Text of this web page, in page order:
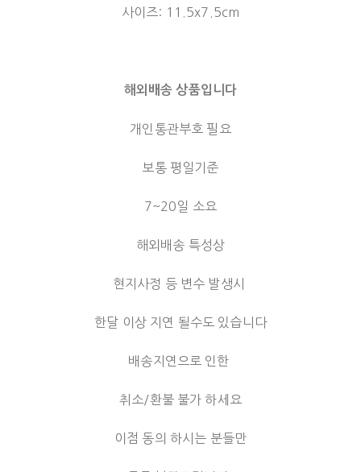
사이즈: 11.5x7.5cm
해외배송 상품입니다
개인통관부호 필요
보통 평일기준
7~20일 소요
해외배송 특성상
현지사정 등 변수 발생시
한달 이상 지연 될수도 있습니다
배송지연으로 인한
취소/환불 불가 하세요
이점 동의 하시는 분들만